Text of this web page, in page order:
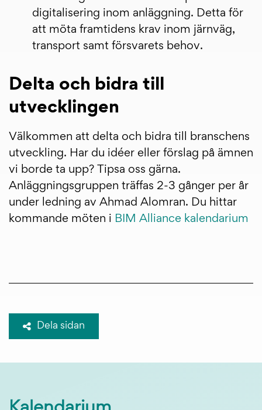
digitalisering inom anläggning. Detta för
att möta framtidens krav inom järnväg,
transport samt försvarets behov.
Delta och bidra till
utvecklingen
Välkommen att delta och bidra till branschens
utveckling. Har du idéer eller förslag på ämnen
vi borde ta upp? Tipsa oss gärna.
Anläggningsgruppen träffas 2-3 gånger per år
under ledning av Ahmad Alomran. Du hittar
kommande möten i BIM Alliance kalendarium
Dela sidan